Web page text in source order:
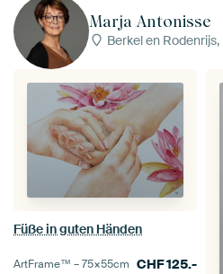
Marja Antonisse
Berkel en
Füße in guten Händen
ArtFrame™ –75×55cm CHF125.-